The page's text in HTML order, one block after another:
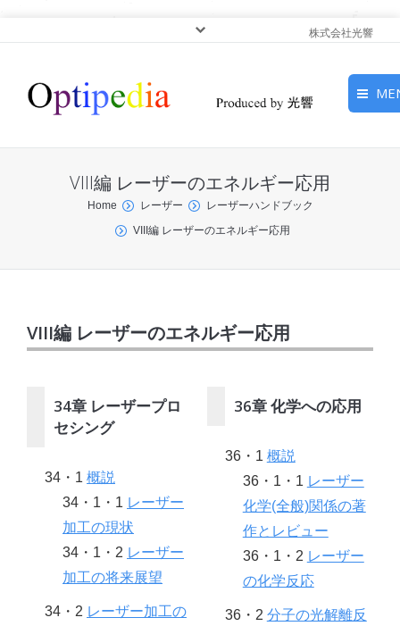
株式会社光響
ピックアップ
光基礎・光源
サービス
VIII編 レーザーのエネルギー応用
You are here:
Home レーザー
レーザーハンドブック
VIII編 レーザーのエネルギー応用
VIII編 レーザーのエネルギー応用
34章 レーザープロ
セシング
34・1 概説
34・1・1 レーザー
加工の現状
34・1・2 レーザー
加工の将来展望
34・2 レーザー加工の
36章 化学への応用
36・1 概説
36・1・1 レーザー
化学(全般)関係の著
作とレビュー
36・1・2 レーザー
の化学反応
36・2 分子の光解離反